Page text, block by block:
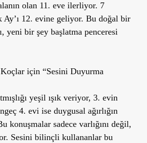
olan 11. eve ilerliyor. 7
Ay’ı 12. evine geliyor. Bu doğal bir
yeni bir şey başlatma penceresi
için “Sesini Duyurma
yeşil ışık veriyor, 3. evin
4. evi ise duygusal ağırlığın
konuşmalar sadece varlığını değil,
Sesini bilinçli kullananlar bu